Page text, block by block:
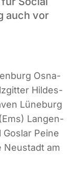
auch vor
Osna­
Hil­des­
Lüne­burg
Lan­gen­
Pei­ne
Neu­stadt am